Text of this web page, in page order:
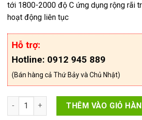
tới 1800-2000 độ C ứng dụng rộng rãi
hoạt động liên tục
Hỗ trợ:
Hotline: 0912 945 889
(Bán hàng cả Thứ Bảy và Chủ Nhật)
Xi măng chịu nhiệt CA80 số lượng
THÊM VÀO GIỎ